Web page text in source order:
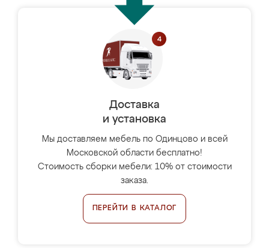
Доставка
и установка
Мы доставляем мебель по Одинцово и всей
Московской области бесплатно!
Стоимость сборки мебели: 10% от стоимости
заказа.
ПЕРЕЙТИ В КАТАЛОГ